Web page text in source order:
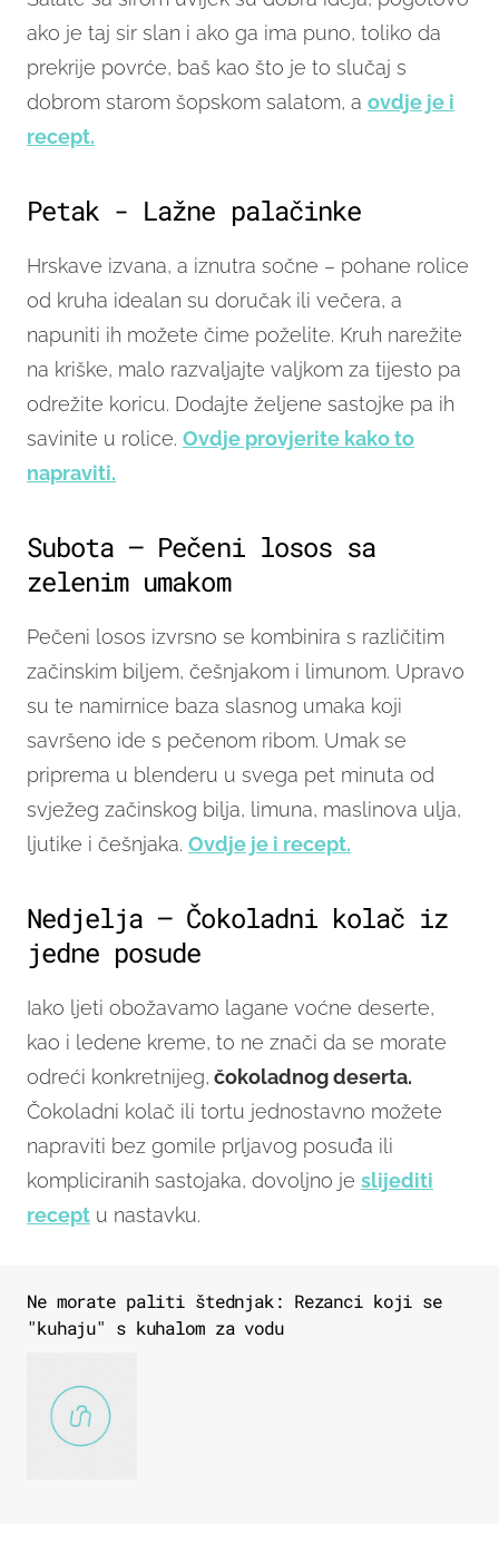
ako je taj sir slan i ako ga ima puno, toliko da
prekrije povrće, baš kao što je to slučaj s
dobrom starom šopskom salatom, a ovdje je i
recept.
Petak - Lažne palačinke
Hrskave izvana, a iznutra sočne – pohane rolice
od kruha idealan su doručak ili večera, a
napuniti ih možete čime poželite. Kruh narežite
na kriške, malo razvaljajte valjkom za tijesto pa
odrežite koricu. Dodajte željene sastojke pa ih
savinite u rolice. Ovdje provjerite kako to
napraviti.
Subota – Pečeni losos sa
zelenim umakom
Pečeni losos izvrsno se kombinira s različitim
začinskim biljem, češnjakom i limunom. Upravo
su te namirnice baza slasnog umaka koji
savršeno ide s pečenom ribom. Umak se
priprema u blenderu u svega pet minuta od
svježeg začinskog bilja, limuna, maslinova ulja,
ljutike i češnjaka. Ovdje je i recept.
Nedjelja – Čokoladni kolač iz
jedne posude
Iako ljeti obožavamo lagane voćne deserte,
kao i ledene kreme, to ne znači da se morate
odreći konkretnijeg, čokoladnog deserta.
Čokoladni kolač ili tortu jednostavno možete
napraviti bez gomile prljavog posuđa ili
kompliciranih sastojaka, dovoljno je slijediti
recept u nastavku.
Ne morate paliti štednjak: Rezanci koji se
"kuhaju" s kuhalom za vodu